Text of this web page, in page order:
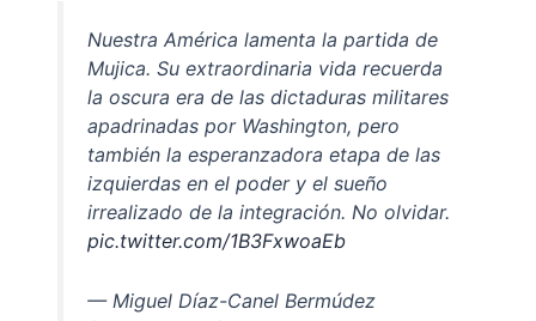
Nuestra América lamenta la partida de
Mujica. Su extraordinaria vida recuerda
la oscura era de las dictaduras militares
apadrinadas por Washington, pero
también la esperanzadora etapa de las
izquierdas en el poder y el sueño
irrealizado de la integración. No olvidar.
pic.twitter.com/1B3FxwoaEb
— Miguel Díaz-Canel Bermúdez